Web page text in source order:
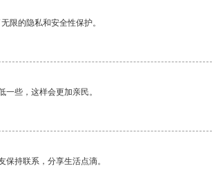
限的隐私和安全性保护。
些，这样会更加亲民。
持联系，分享生活点滴。